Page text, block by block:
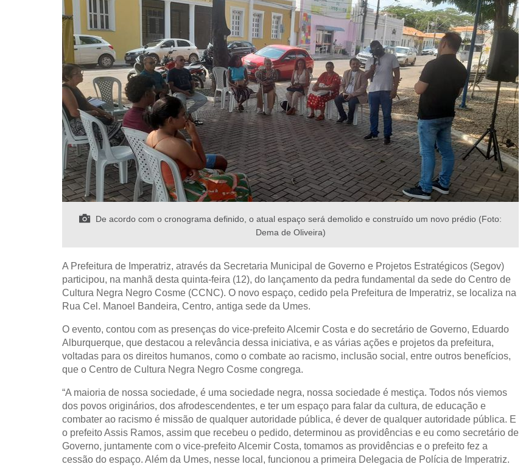
De acordo com o cronograma definido, o atual espaço será demolido e construído um novo prédio (Foto:
Dema de Oliveira)
A Prefeitura de Imperatriz, através da Secretaria Municipal de Governo e Projetos Estratégicos (Segov)
participou, na manhã desta quinta-feira (12), do lançamento da pedra fundamental da sede do Centro de
Cultura Negra Negro Cosme (CCNC). O novo espaço, cedido pela Prefeitura de Imperatriz, se localiza na
Rua Cel. Manoel Bandeira, Centro, antiga sede da Umes.
O evento, contou com as presenças do vice-prefeito Alcemir Costa e do secretário de Governo, Eduardo
Alburquerque, que destacou a relevância dessa iniciativa, e as várias ações e projetos da prefeitura,
voltadas para os direitos humanos, como o combate ao racismo, inclusão social, entre outros benefícios,
que o Centro de Cultura Negra Negro Cosme congrega.
“A maioria de nossa sociedade, é uma sociedade negra, nossa sociedade é mestiça. Todos nós viemos
dos povos originários, dos afrodescendentes, e ter um espaço para falar da cultura, de educação e
combater ao racismo é missão de qualquer autoridade pública, é dever de qualquer autoridade pública. E
o prefeito Assis Ramos, assim que recebeu o pedido, determinou as providências e eu como secretário de
Governo, juntamente com o vice-prefeito Alcemir Costa, tomamos as providências e o prefeito fez a
cessão do espaço. Além da Umes, nesse local, funcionou a primeira Delegacia de Polícia de Imperatriz.